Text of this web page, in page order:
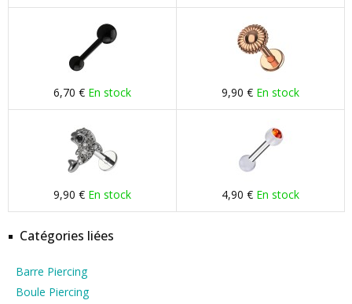
6,70 € En stock 9,90 € En stock
9,90 € En stock 4,90 € En stock
Catégories liées
Barre Piercing
Boule Piercing